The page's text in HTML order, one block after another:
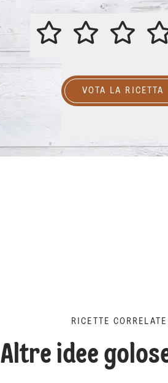
VALUTA
VOTA LA RICETTA
RICETTE CORRELATE
Altre idee